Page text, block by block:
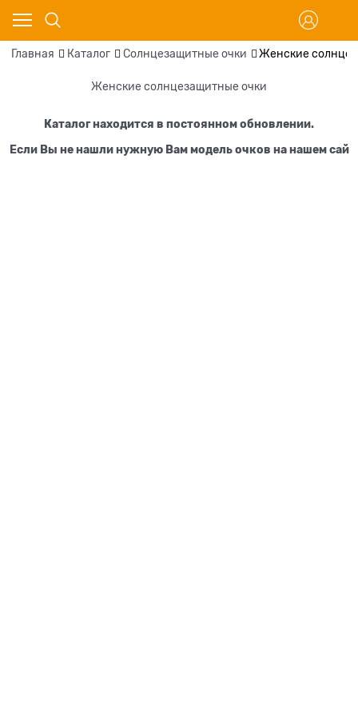
Главная Каталог Солнцезащитные очки Женские
Женские солнцезащитные очки
Каталог находится в постоянном обновлении.
Если Вы не нашли нужную Вам модель очков на нашем сай